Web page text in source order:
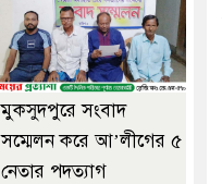
মুকসুদপুরে সংবাদ
সম্মেলন করে আ’লীগের ৫
নেতার পদত্যাগ